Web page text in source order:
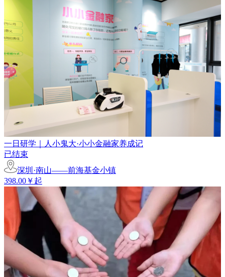
一日研学｜人小鬼大·小小金融家养成记
已结束
深圳·南山——前海基金小镇
398.00￥起